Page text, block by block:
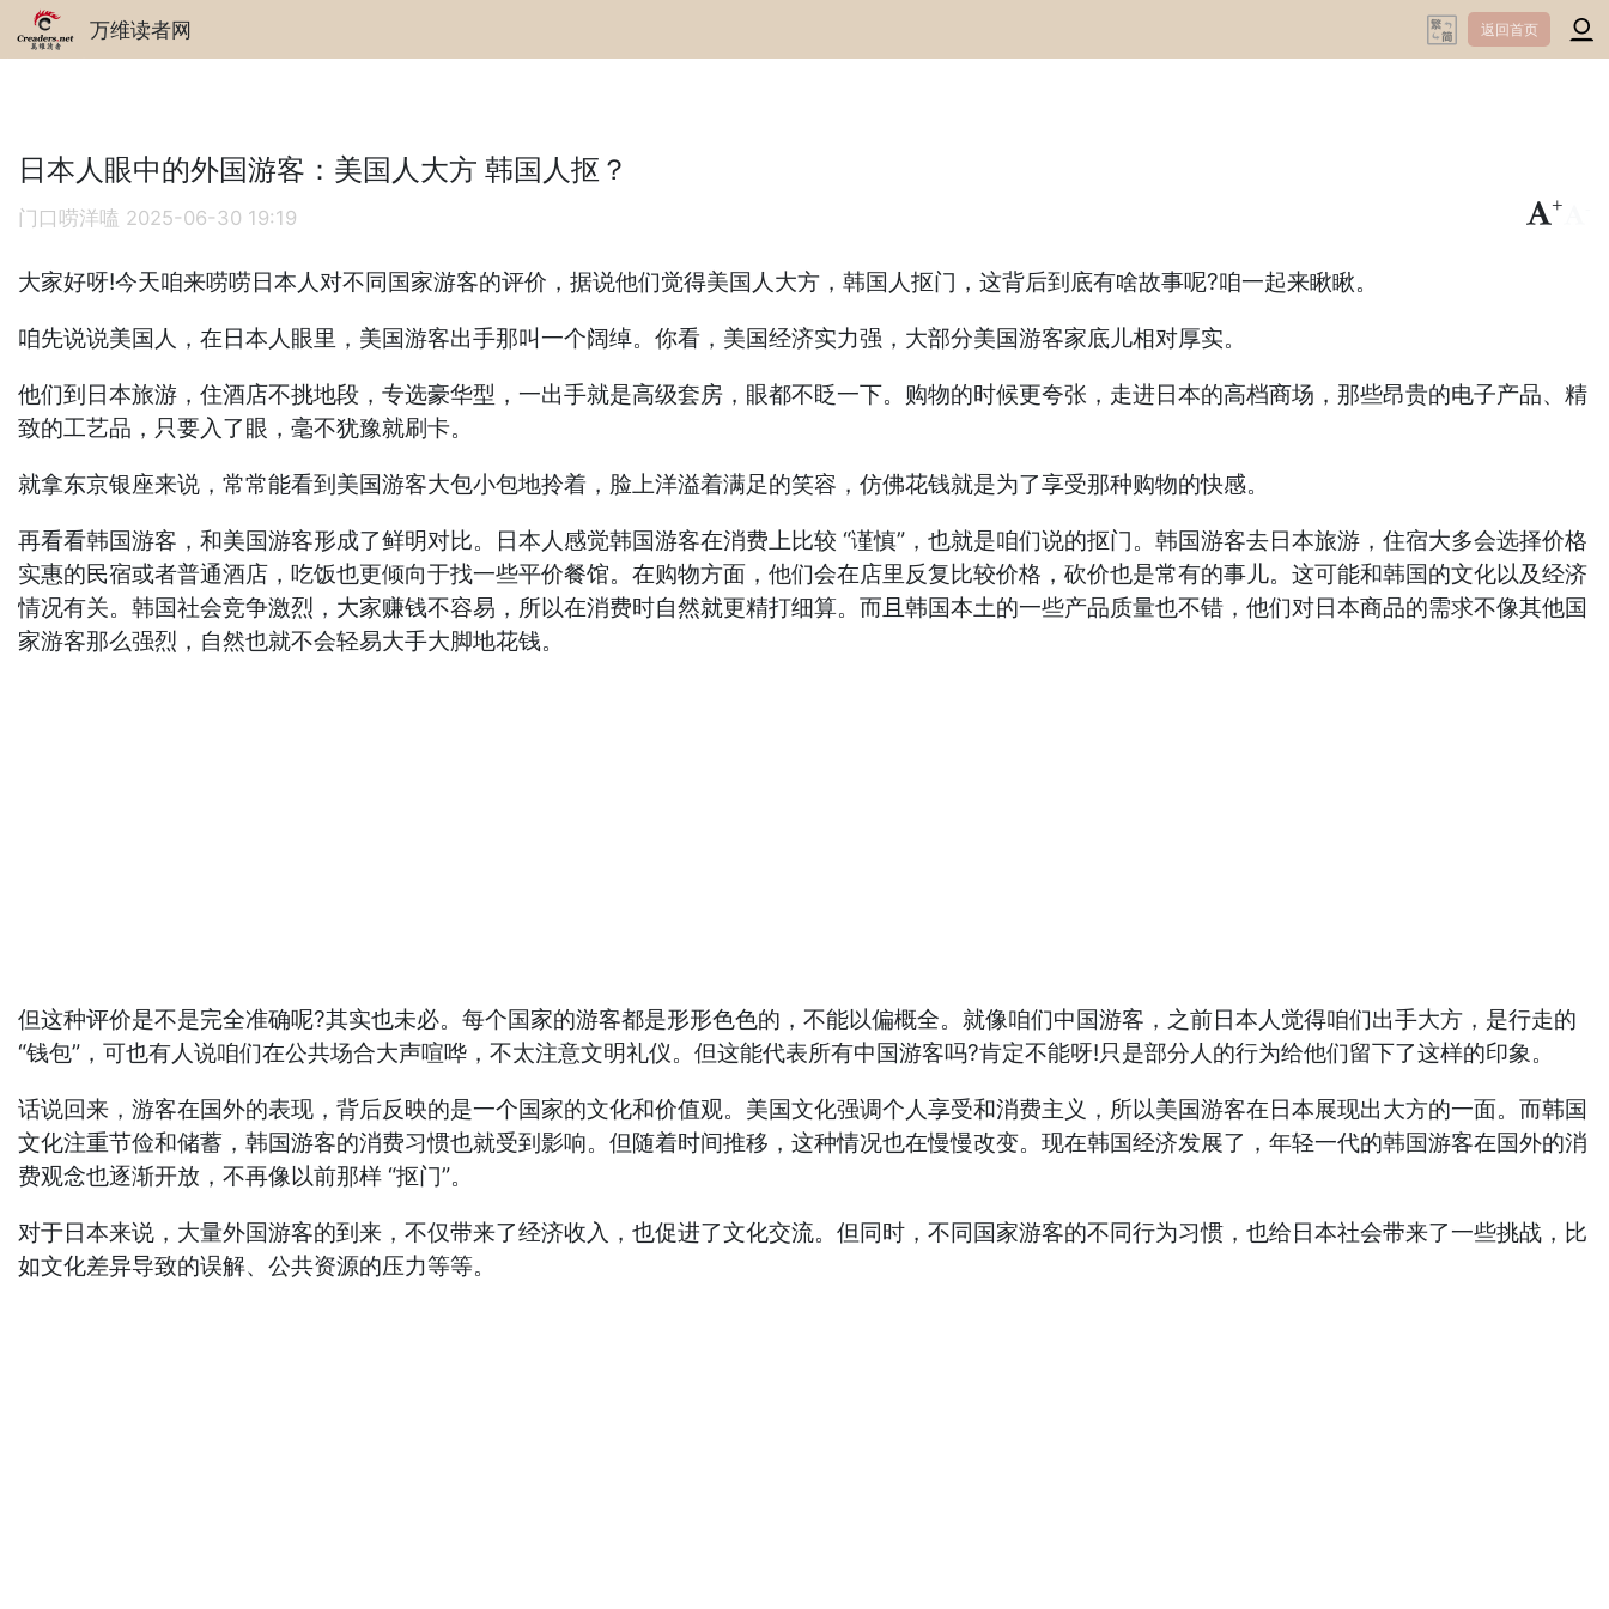
万维读者网 返回首页
日本人眼中的外国游客：美国人大方 韩国人抠？
门口唠洋嗑 2025-06-30 19:19
+
大家好呀!今天咱来唠唠日本人对不同国家游客的评价，据说他们觉得美国人大方，韩国人抠门，这背后到底有啥故事呢?咱一起来瞅瞅。
咱先说说美国人，在日本人眼里，美国游客出手那叫一个阔绰。你看，美国经济实力强，大部分美国游客家底儿相对厚实。
他们到日本旅游，住酒店不挑地段，专选豪华型，一出手就是高级套房，眼都不眨一下。购物的时候更夸张，走进日本的高档商场，那些昂贵的电子产品、精
致的工艺品，只要入了眼，毫不犹豫就刷卡。
就拿东京银座来说，常常能看到美国游客大包小包地拎着，脸上洋溢着满足的笑容，仿佛花钱就是为了享受那种购物的快感。
再看看韩国游客，和美国游客形成了鲜明对比。日本人感觉韩国游客在消费上比较 “谨慎”，也就是咱们说的抠门。韩国游客去日本旅游，住宿大多会选择价格
实惠的民宿或者普通酒店，吃饭也更倾向于找一些平价餐馆。在购物方面，他们会在店里反复比较价格，砍价也是常有的事儿。这可能和韩国的文化以及经济
情况有关。韩国社会竞争激烈，大家赚钱不容易，所以在消费时自然就更精打细算。而且韩国本土的一些产品质量也不错，他们对日本商品的需求不像其他国
家游客那么强烈，自然也就不会轻易大手大脚地花钱。
但这种评价是不是完全准确呢?其实也未必。每个国家的游客都是形形色色的，不能以偏概全。就像咱们中国游客，之前日本人觉得咱们出手大方，是行走的
“钱包”，可也有人说咱们在公共场合大声喧哗，不太注意文明礼仪。但这能代表所有中国游客吗?肯定不能呀!只是部分人的行为给他们留下了这样的印象。
话说回来，游客在国外的表现，背后反映的是一个国家的文化和价值观。美国文化强调个人享受和消费主义，所以美国游客在日本展现出大方的一面。而韩国
文化注重节俭和储蓄，韩国游客的消费习惯也就受到影响。但随着时间推移，这种情况也在慢慢改变。现在韩国经济发展了，年轻一代的韩国游客在国外的消
费观念也逐渐开放，不再像以前那样 “抠门”。
对于日本来说，大量外国游客的到来，不仅带来了经济收入，也促进了文化交流。但同时，不同国家游客的不同行为习惯，也给日本社会带来了一些挑战，比
如文化差异导致的误解、公共资源的压力等等。